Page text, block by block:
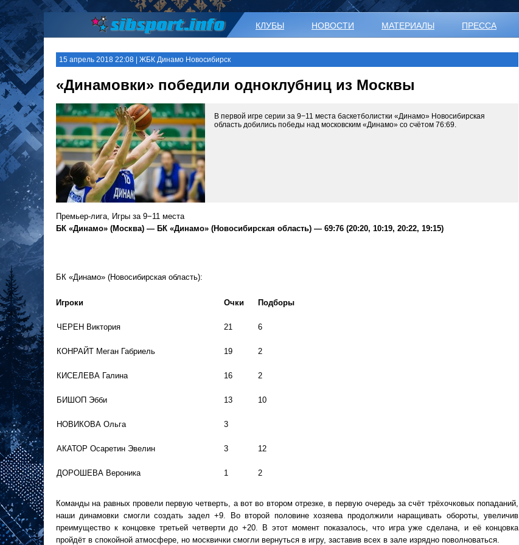
КЛУБЫ НОВОСТИ МАТЕРИАЛЫ ПРЕССА
15 апрель 2018 22:08 | ЖБК Динамо Новосибирск
«Динамовки» победили одноклубниц из Москвы
В первой игре серии за 9−11 места баскетболистки «Динамо» Новосибирская
область добились победы над московским «Динамо» со счётом 76:69.
Премьер-лига, Игры за 9−11 места
БК «Динамо» (Москва) — БК «Динамо» (Новосибирская область) — 69:76 (20:20, 10:19, 20:22, 19:15)
БК «Динамо» (Новосибирская область):
Игроки Очки Подборы
ЧЕРЕН Виктория 21 6
КОНРАЙТ Меган Габриель 19 2
КИСЕЛЕВА Галина 16 2
БИШОП Эбби 13 10
НОВИКОВА Ольга 3
АКАТОР Осаретин Эвелин 3 12
ДОРОШЕВА Вероника 1 2
Команды на равных провели первую четверть, а вот во втором отрезке, в первую очередь за счёт трёхочковых попаданий,
наши динамовки смогли создать задел +9. Во второй половине хозяева продолжили наращивать обороты, увеличив
преимущество к концовке третьей четверти до +20. В этот момент показалось, что игра уже сделана, и её концовка
пройдёт в спокойной атмосфере, но москвички смогли вернуться в игру, заставив всех в зале изрядно поволноваться.